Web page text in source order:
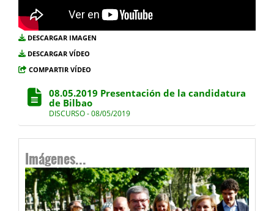
DESCARGAR IMAGEN
DESCARGAR VÍDEO
COMPARTIR VÍDEO
08.05.2019 Presentación de la candidatura
de Bilbao
DISCURSO - 08/05/2019
Imágenes...